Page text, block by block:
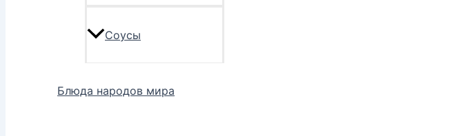
Соусы
Блюда народов мира